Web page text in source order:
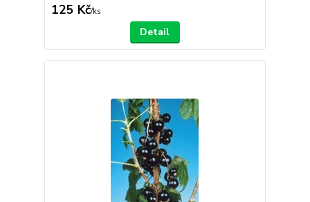
125 Kč/ks
Detail